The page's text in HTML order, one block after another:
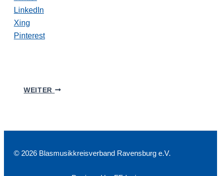
LinkedIn
Xing
Pinterest
WEITER
© 2026 Blasmusikkreisverband Ravensburg e.V.